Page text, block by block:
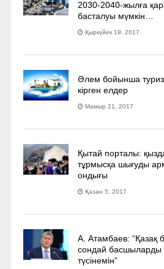
2030-2040­-жылға
басталуы мүмкін…
Қыркүйек 19, 2017
Әлем бойынша
кірген елдер
Мамыр 21, 2017
Қытай порталы:
тұрмысқа шығуды
ондығы
Қазан 5, 2017
А. Атамбаев: “Қазақ
сондай басшыларды
түсінемін”